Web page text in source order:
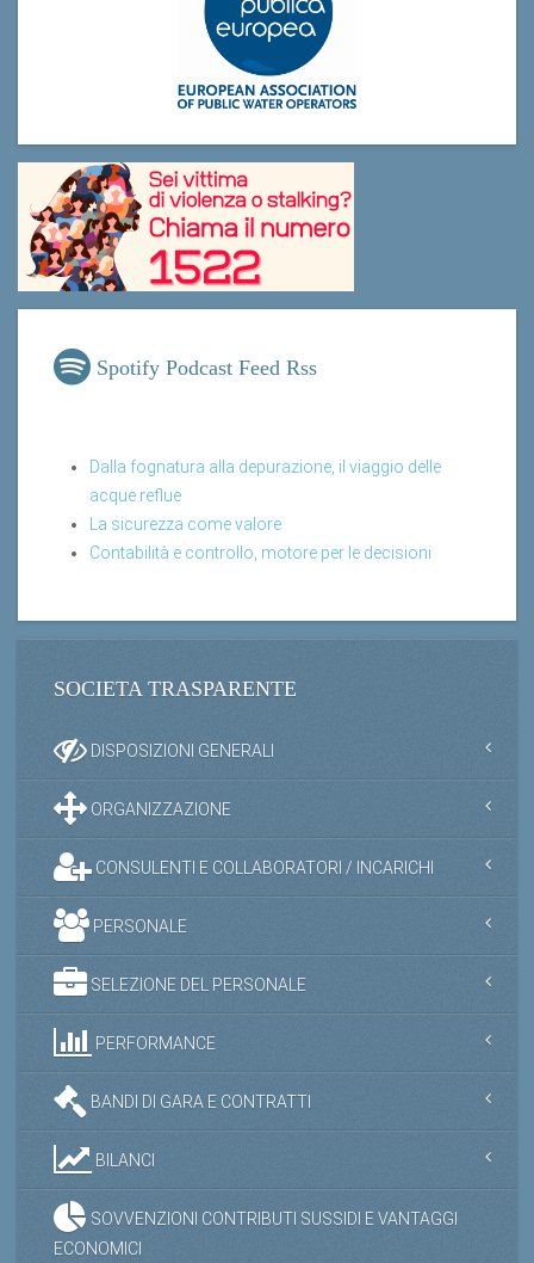
Spotify Podcast Feed Rss
Dalla fognatura alla depurazione, il viaggio delle
acque reflue
La sicurezza come valore
Contabilità e controllo, motore per le decisioni
SOCIETA TRASPARENTE
DISPOSIZIONI GENERALI
ORGANIZZAZIONE
CONSULENTI E COLLABORATORI / INCARICHI
PERSONALE
SELEZIONE DEL PERSONALE
PERFORMANCE
BANDI DI GARA E CONTRATTI
BILANCI
SOVVENZIONI CONTRIBUTI SUSSIDI E VANTAGGI
ECONOMICI